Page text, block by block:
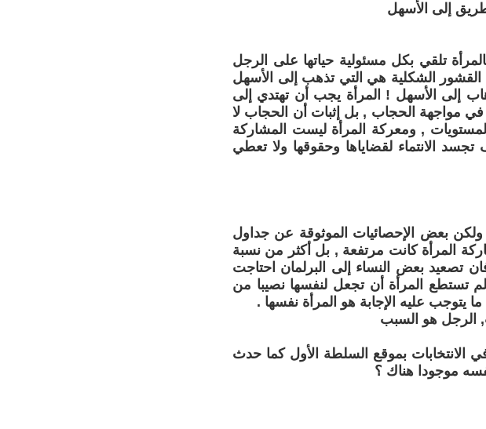
إلى الأسهل
تلقي بكل مسئولية حياتها على الرجل
القشور الشكلية هي التي تذهب إلى الأسهل
إلى الأسهل ! المرأة يجب أن تهتدي إلى
مواجهة الحجاب , بل إثبات أن الحجاب لا
, ومعركة المرأة ليست المشاركة
الانتماء لقضاياها وحقوقها ولا تعطي
بعض الإحصائيات الموثوقة عن جداول
المرأة كانت مرتفعة , بل أكثر من نسبة
بعض النساء إلى البرلمان احتاجت
تستطع المرأة أن تجعل لنفسها نصيبا من
يتوجب عليه الإجابة هو المرأة نفسها .
الرجل هو السبب
بموقع السلطة الأول كما حدث
موجودا هناك ؟